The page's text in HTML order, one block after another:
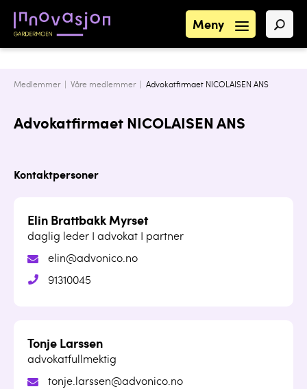
Meny
Medlemmer | Våre medlemmer| Advokatfirmaet NICOLAISEN ANS
Advokatfirmaet NICOLAISEN ANS
Kontaktpersoner
Elin Brattbakk Myrset
daglig leder I advokat I partner
elin@advonico.no
91310045
Tonje Larssen
advokatfullmektig
tonje.larssen@advonico.no